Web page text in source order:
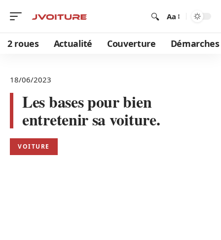
Aa
2 roues Actualité Couverture Démarches
18/06/2023
Les bases pour bien
entretenir sa voiture.
VOITURE